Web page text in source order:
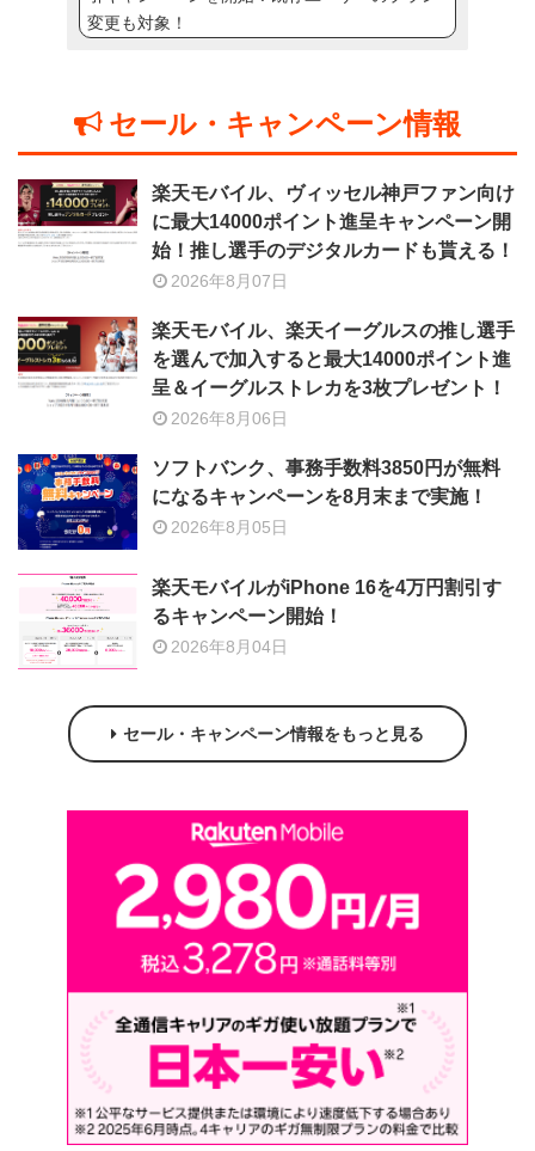
変更も対象！
セール・キャンペーン情報
楽天モバイル、ヴィッセル神戸ファン向け
に最大14000ポイント進呈キャンペーン開
始！推し選手のデジタルカードも貰える！
2026年8月07日
楽天モバイル、楽天イーグルスの推し選手
を選んで加入すると最大14000ポイント進
呈＆イーグルストレカを3枚プレゼント！
2026年8月06日
ソフトバンク、事務手数料3850円が無料
になるキャンペーンを8月末まで実施！
2026年8月05日
楽天モバイルがiPhone 16を4万円割引す
るキャンペーン開始！
2026年8月04日
セール・キャンペーン情報をもっと見る